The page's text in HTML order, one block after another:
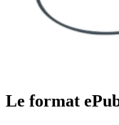
Le format